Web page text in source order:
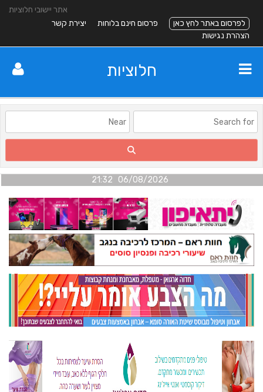
אתר יישובי חלוציות
לפרסום באתר לחץ כאן
פרסום חינם בלוחות
יצירת קשר
הצהרת נגישות
חלוציות
06/08/2026 21:32